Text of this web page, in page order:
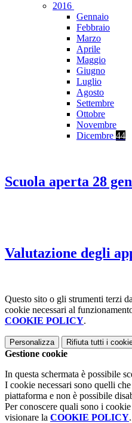
2016
Gennaio
Febbraio
Marzo
Aprile
Maggio
Giugno
Luglio
Agosto
Settembre
Ottobre
Novembre
Dicembre 44
Scuola aperta 28
Valutazione degli
Questo sito o gli strumenti terzi
cookie necessari al
COOKIE POLICY.
Personalizza Rifiuta tutti i
Gestione cookie
In questa schermata è possibile
I cookie necessari sono quelli
piattaforma e non è possibile
Per conoscere quali sono i
visionare la COOKIE POLICY.